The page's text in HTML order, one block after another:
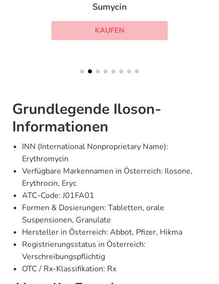
Sumycin
KAUFEN
Grundlegende Iloson-
Informationen
INN (International Nonproprietary Name):
Erythromycin
Verfügbare Markennamen in Österreich: Ilosone,
Erythrocin, Eryc
ATC-Code: J01FA01
Formen & Dosierungen: Tabletten, orale
Suspensionen, Granulate
Hersteller in Österreich: Abbot, Pfizer, Hikma
Registrierungsstatus in Österreich:
Verschreibungspflichtig
OTC / Rx-Klassifikation: Rx